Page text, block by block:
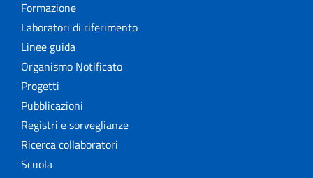
Formazione
Laboratori di riferimento
Linee guida
Organismo Notificato
Progetti
Pubblicazioni
Registri e sorveglianze
Ricerca collaboratori
Scuola